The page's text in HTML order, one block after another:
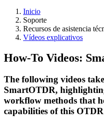
Inicio
Soporte
Recursos de asistencia
Vídeos explicativos
How-To Videos:
The following videos
SmartOTDR,
workflow methods that
capabilities of this